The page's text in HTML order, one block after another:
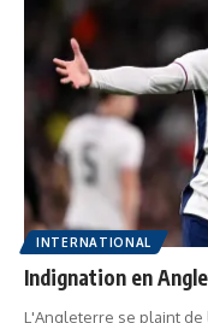
INTERNATIONAL
Indignation en
L'Angleterre se plaint